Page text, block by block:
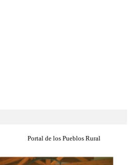
Portal de los Pueblos Rural